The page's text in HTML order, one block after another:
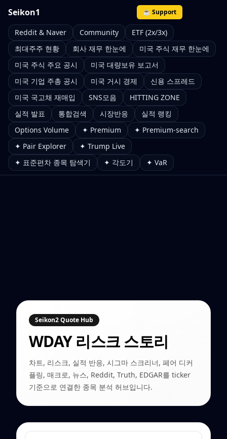
Seikon1 ☕ Support
Reddit & Naver Community
ETF (2x/3x)
최대주주 현황
회사 재무 한눈에
미국 주식 재무 한눈에
미국 주식 주요 공시
미국 대량보유 보고서
미국 기업 주총 공시
미국 거시 경제
신용 스프레드
미국 국고채 재매입
SNS모음
HITTING ZONE
실적 발표
통합검색 시장반응
실적 랭킹
Options Volume
✦ Premium
✦ Premium-search
✦ Pair Explorer
✦ Trump Live
✦ 표준편차 종목 탐색기
✦ 각도기 ✦ VaR
Seikon2 Quote Hub
WDAY리스크 스토리
차트, 리스크, 실적 반응, 시그마 스크리너, 페어 디커
플링, 매크로, 뉴스, Reddit, Truth, EDGAR를 ticker
기준으로 연결한 종목 분석 허브입니다.